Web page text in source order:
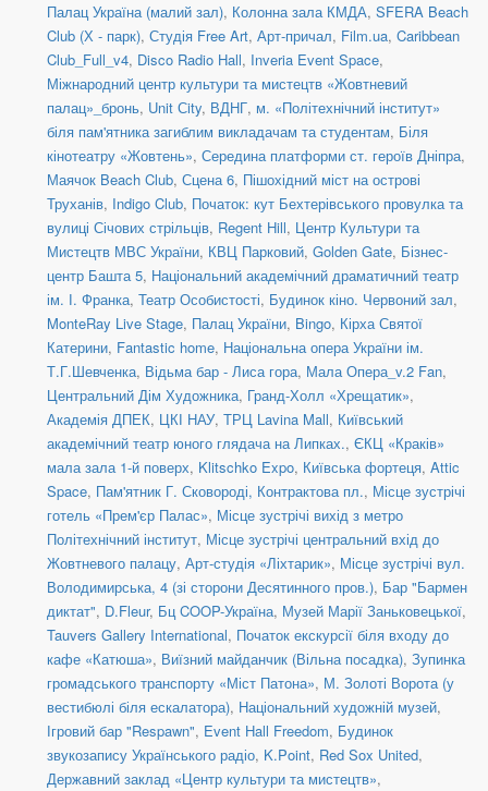
Палац Україна (малий зал), Колонна зала КМДА, SFERA Beach
Club (Х - парк), Студія Free Art, Арт-причал, Film.ua, Caribbean
Club_Full_v4, Disco Radio Hall, Inveria Event Space,
Міжнародний центр культури та мистецтв «Жовтневий
палац»_бронь, Unit Сity, ВДНГ, м. «Політехнічний інститут»
біля пам'ятника загиблим викладачам та студентам, Біля
кінотеатру «Жовтень», Середина платформи ст. героїв Дніпра,
Маячок Beach Club, Сцена 6, Пішохідний міст на острові
Труханів, Indigo Club, Початок: кут Бехтерівського провулка та
вулиці Січових стрільців, Regent Hill, Центр Культури та
Мистецтв МВС України, КВЦ Парковий, Golden Gate, Бізнес-
центр Башта 5, Національний академічний драматичний театр
ім. І. Франка, Театр Особистості, Будинок кіно. Червоний зал,
MonteRay Live Stage, Палац України, Bingo, Кірха Святої
Катерини, Fantastic home, Національна опера України ім.
Т.Г.Шевченка, Відьма бар - Лиса гора, Мала Опера_v.2 Fan,
Центральний Дім Художника, Гранд-Холл «Хрещатик»,
Академія ДПЕК, ЦКІ НАУ, ТРЦ Lavina Mall, Київський
академічний театр юного глядача на Липках., ЄКЦ «Краків»
мала зала 1-й поверх, Klitschko Expo, Київська фортеця, Attic
Space, Пам'ятник Г. Сковороді, Контрактова пл., Місце зустрічі
готель «Прем'єр Палас», Місце зустрічі вихід з метро
Політехнічний інститут, Місце зустрічі центральний вхід до
Жовтневого палацу, Арт-студія «Ліхтарик», Місце зустрічі вул.
Володимирська, 4 (зі сторони Десятинного пров.), Бар "Бармен
диктат", D.Fleur, Бц COOP-Україна, Музей Марії Заньковецької,
Tauvers Gallery International, Початок екскурсії біля входу до
кафе «Катюша», Виїзний майданчик (Вільна посадка), Зупинка
громадського транспорту «Міст Патона», М. Золоті Ворота (у
вестибюлі біля ескалатора), Національний художній музей,
Ігровий бар "Respawn", Event Hall Freedom, Будинок
звукозапису Українського радіо, K.Point, Red Sox United,
Державний заклад «Центр культури та мистецтв»,